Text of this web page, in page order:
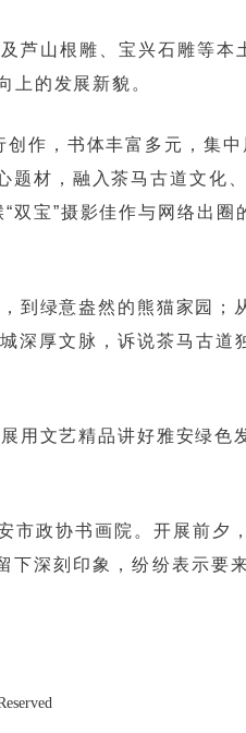
芦山根雕、宝兴石雕等
上的发展新貌。
作，书体丰富多元，集
材，融入茶马古道文化
宝”摄影佳作与网络出圈
到绿意盎然的熊猫家园；
深厚文脉，诉说茶马古道
用文艺精品讲好雅安绿色
政协书画院。开展前夕
深刻印象，纷纷表示要